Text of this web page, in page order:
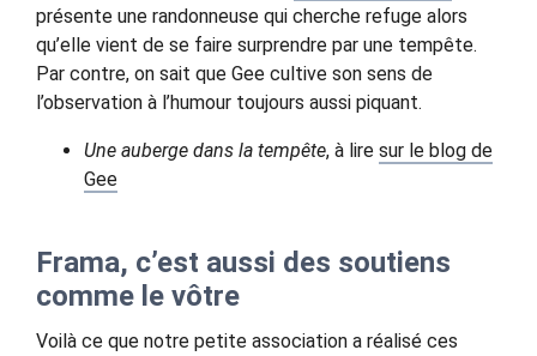
présente une randonneuse qui cherche refuge alors
qu’elle vient de se faire surprendre par une tempête.
Par contre, on sait que Gee cultive son sens de
l’observation à l’humour toujours aussi piquant.
Une auberge dans la tempête, à lire sur le blog de
Gee
Frama, c’est aussi des soutiens
comme le vôtre
Voilà ce que notre petite association a réalisé ces